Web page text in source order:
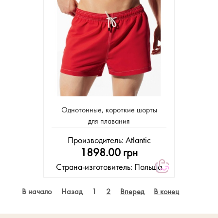
Однотонные, короткие шорты
для плавания
Производитель: Atlantic
1898.00 грн
Страна-изготовитель: Польша
В начало Назад 1 2 Вперед В конец